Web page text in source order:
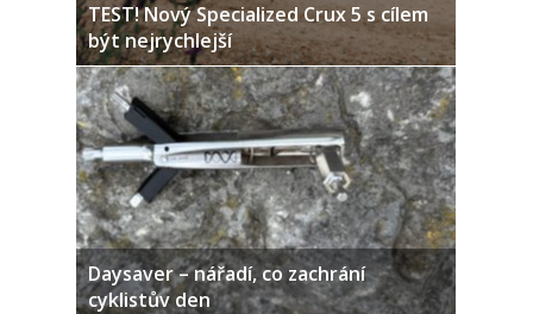
TEST! Nový Specialized Crux 5 s cílem
být nejrychlejší
Daysaver – nářadí, co zachrání
cyklistův den